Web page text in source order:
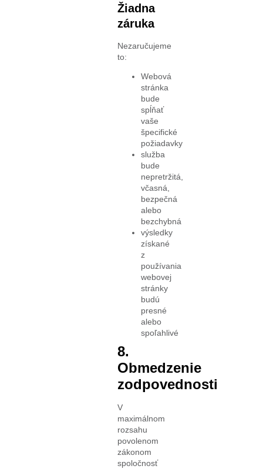
Žiadna
záruka
Nezaručujeme
to:
Webová
stránka
bude
spĺňať
vaše
špecifické
požiadavky
služba
bude
nepretržitá,
včasná,
bezpečná
alebo
bezchybná
výsledky
získané
z
používania
webovej
stránky
budú
presné
alebo
spoľahlivé
8.
Obmedzenie
zodpovednosti
V
maximálnom
rozsahu
povolenom
zákonom
spoločnosť